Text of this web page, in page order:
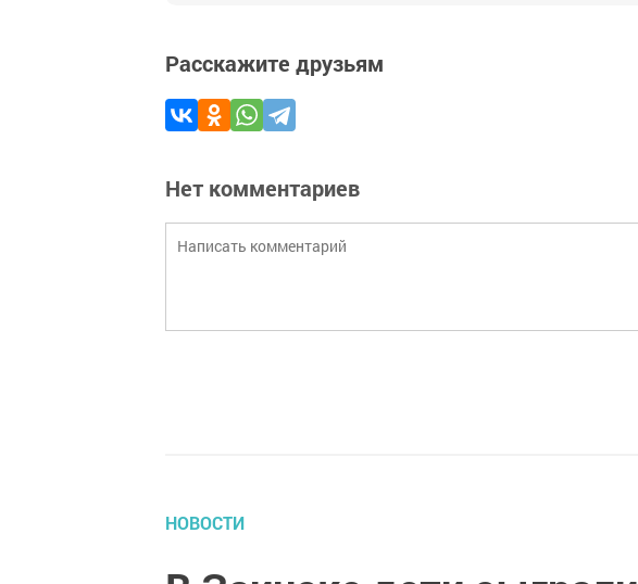
Расскажите друзьям
Нет комментариев
НОВОСТИ